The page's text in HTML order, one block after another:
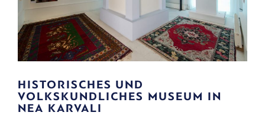
HISTORISCHES UND
VOLKSKUNDLICHES MUSEUM IN
NEA KARVALI